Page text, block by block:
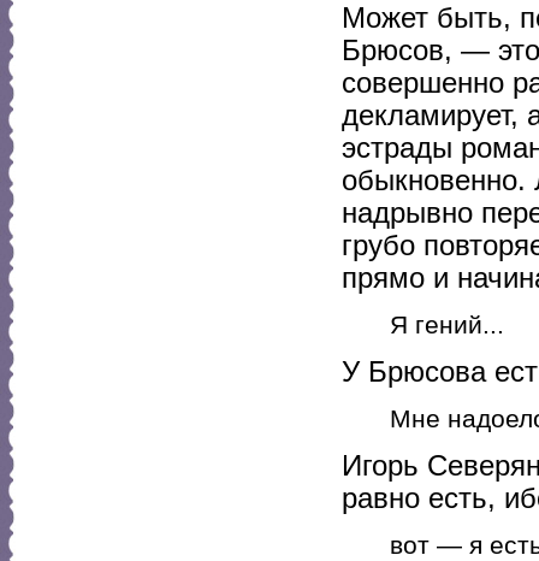
Может быть,
Брюсов, — это
совершенно
декламирует,
эстрады
обыкновенно.
надрывно
грубо
прямо и
Я гений...
У Брюсова
Мне
Игорь
равно есть,
вот — я